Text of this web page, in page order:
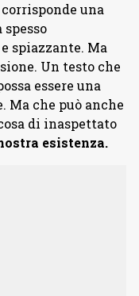
una
spiazzante. Ma
Un testo che
essere una
che può anche
di inaspettato
esistenza.